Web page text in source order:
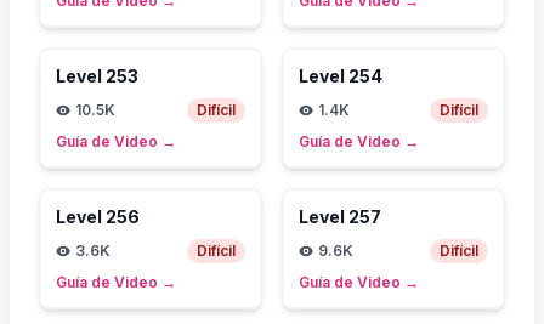
Level 253
10.5K
Difícil
Guía de Video →
Level 254
1.4K
Difícil
Guía de Video →
Level 256
3.6K
Difícil
Guía de Video →
Level 257
9.6K
Difícil
Guía de Video →